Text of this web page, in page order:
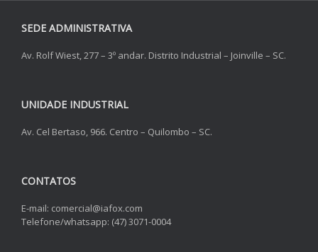
SEDE ADMINISTRATIVA
Av. Rolf Wiest, 277 – 3º andar. Distrito Industrial – Joinville – SC.
UNIDADE INDUSTRIAL
Av. Cel Bertaso, 966. Centro – Quilombo – SC.
CONTATOS
E-mail: comercial@iafox.com
Telefone/whatsapp: (47) 3071-0004